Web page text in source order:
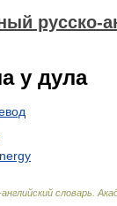
русско-
у дула
словарь